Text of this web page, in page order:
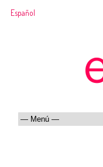
Español